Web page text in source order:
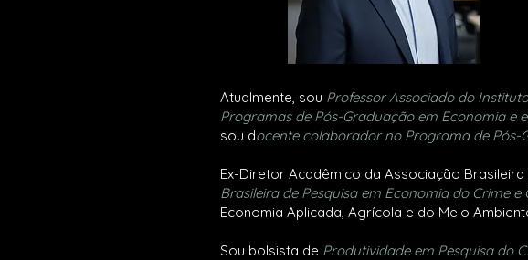
Atualmente, sou Professor Associado do
Programas de Pós-Graduação em Economia e
sou docente colaborador no Programa de Pós-
Ex-Diretor Acadêmico da Associação
Brasileira de Pesquisa em Economia do Crime e
Economia Aplicada, Agrícola e do Meio
Sou bolsista de Produtividade em Pesquisa do